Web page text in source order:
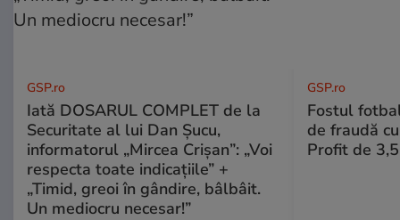
GSP.ro
Iată DOSARUL COMPLET de la
Securitate al lui Dan Șucu,
informatorul „Mircea Crișan”: „Voi
respecta toate indicațiile” +
„Timid, greoi în gândire, bâlbâit.
Un mediocru necesar!”
GSP.ro
Fostul
de fraudă
Profit de